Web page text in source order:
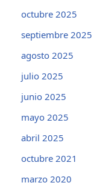
octubre 2025
septiembre 2025
agosto 2025
julio 2025
junio 2025
mayo 2025
abril 2025
octubre 2021
marzo 2020